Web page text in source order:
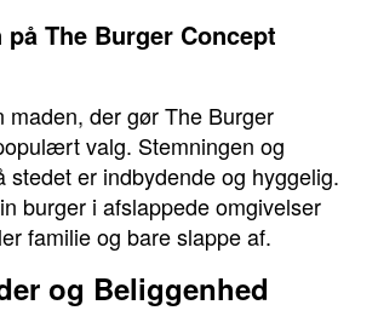
The Burger Concept
maden, der gør The Burger
valg. Stemningen og
er indbydende og hyggelig.
burger i afslappede omgivelser
familie og bare slappe af.
og Beliggenhed